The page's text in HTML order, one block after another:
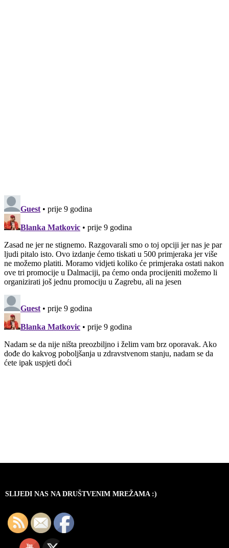
SLIJEDI NAS NA DRUŠTVENIM MREŽAMA :)